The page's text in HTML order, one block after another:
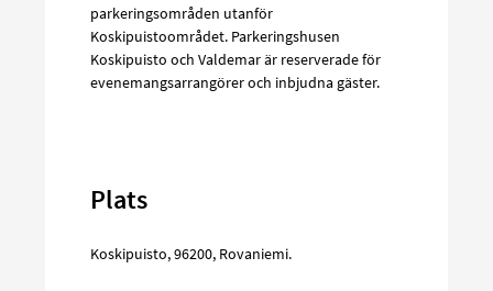
parkeringsområden utanför
Koskipuistoområdet. Parkeringshusen
Koskipuisto och Valdemar är reserverade för
evenemangsarrangörer och inbjudna gäster.
Plats
Koskipuisto,96200, Rovaniemi.